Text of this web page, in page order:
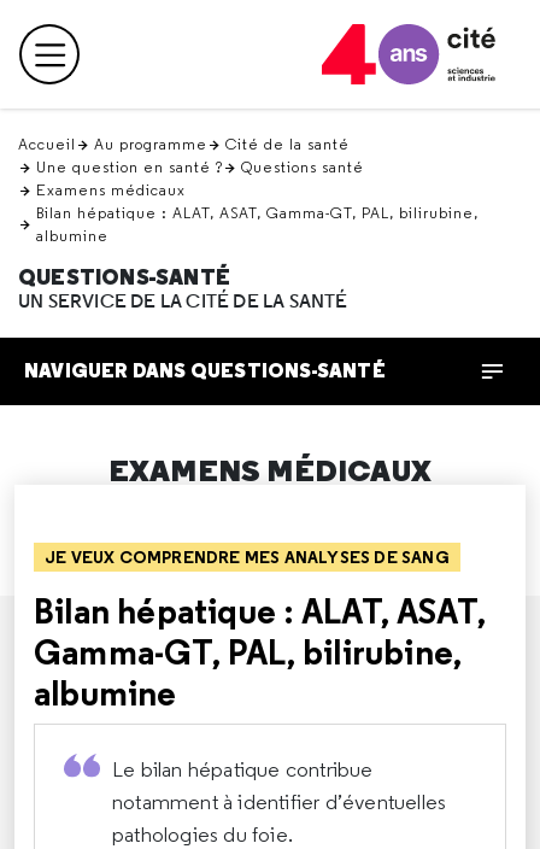
en
haut Menu principal
Accueil Au programme
Cité de la santé
Une question en santé ?
Questions santé
Examens médicaux
Bilan hépatique : ALAT, ASAT, Gamma-GT, PAL, bilirubine,
albumine
QUESTIONS-SANTÉ
UN SERVICE DE LA CITÉ DE LA SANTÉ
NAVIGUER DANS QUESTIONS-SANTÉ
EXAMENS MÉDICAUX
JE VEUX COMPRENDRE MES ANALYSES DE SANG
Bilan hépatique : ALAT, ASAT,
Gamma-GT, PAL, bilirubine,
albumine
Le bilan hépatique contribue
notamment à identifier d’éventuelles
pathologies du foie.